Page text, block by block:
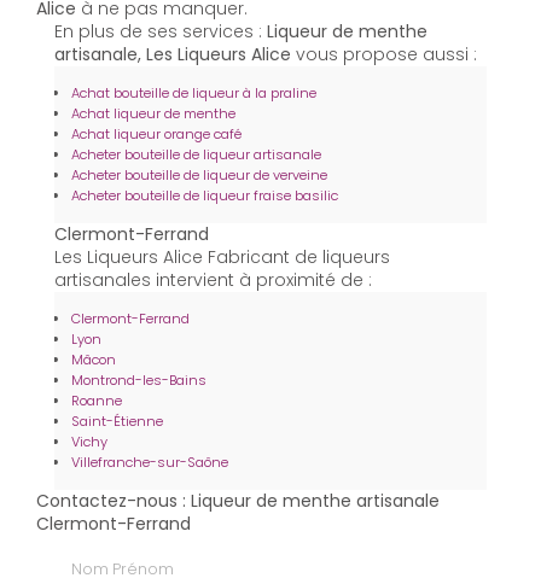
Alice à ne pas manquer.
En plus de ses services : Liqueur de menthe
artisanale, Les Liqueurs Alice vous propose aussi :
Achat bouteille de liqueur à la praline
Achat liqueur de menthe
Achat liqueur orange café
Acheter bouteille de liqueur artisanale
Acheter bouteille de liqueur de verveine
Acheter bouteille de liqueur fraise basilic
Clermont-Ferrand
Les Liqueurs Alice Fabricant de liqueurs
artisanales intervient à proximité de :
Clermont-Ferrand
Lyon
Mâcon
Montrond-les-Bains
Roanne
Saint-Étienne
Vichy
Villefranche-sur-Saône
Contactez-nous : Liqueur de menthe artisanale
Clermont-Ferrand